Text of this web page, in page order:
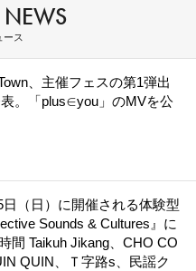
NEWS
ース
、主催フェスの第1弾出
。「plus∈you」のMVを公
（日）に開催される体験型
Sounds & Cultures』に
間 Taikuh Jikang、CHO CO
QUIN、Ｔ字路s、民謡ク